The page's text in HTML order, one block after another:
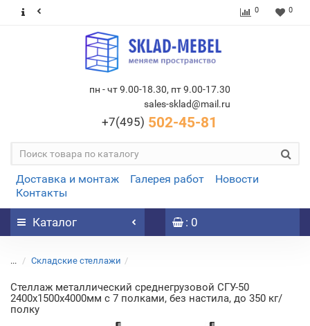
0 0
пн - чт 9.00-18.30, пт 9.00-17.30
sales-sklad@mail.ru
+7(495) 502-45-81
Доставка и монтаж Галерея работ
Новости
Контакты
Каталог : 0
... Складские стеллажи
Стеллаж металлический среднегрузовой СГУ-50
2400х1500х4000мм с 7 полками, без настила, до 350 кг/
полку